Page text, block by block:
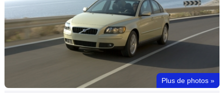
Auto
Services
Forum
Plus de photos »